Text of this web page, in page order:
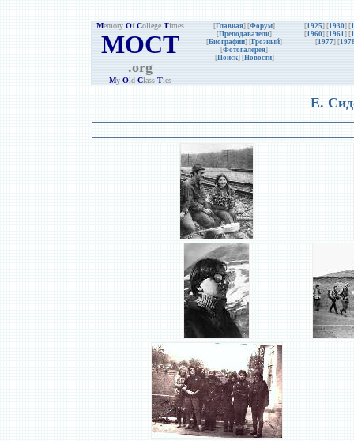
Memory Of College Times
MOCT
.org
My Old Class Ties
[Главная] [Форум]
[Преподаватели]
[Биографии] [Грозный]
[Фотогалерея]
[Поиск] [Новости]
[1925] [1930] [
[1960] [1961] [
[1977] [
Е.